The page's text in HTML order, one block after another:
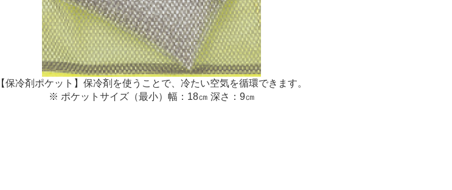
【保冷剤ポケット】保冷剤を使うことで、冷たい空気を循環できます。
※ ポケットサイズ（最小）幅：18㎝ 深さ：9㎝